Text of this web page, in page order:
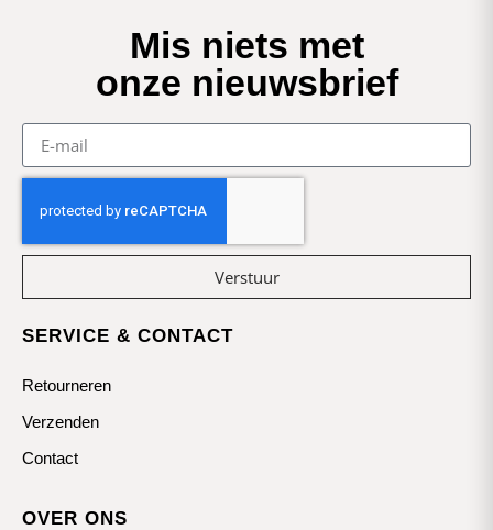
Mis niets met
onze nieuwsbrief
Verstuur
SERVICE & CONTACT
Retourneren
Verzenden
Contact
OVER ONS